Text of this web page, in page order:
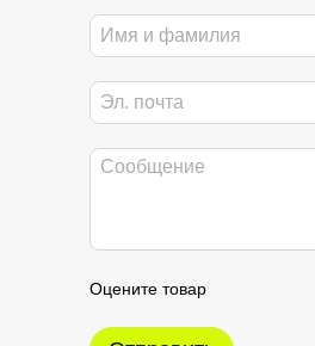
Оцените товар